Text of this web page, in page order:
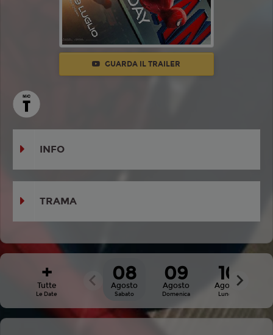
+
Tutte
Le Date
08
Agosto
Sabato
09
Agosto
Domenica
10
Agosto
Lunedì
GUARDA IL TRAILER
INFO
TRAMA